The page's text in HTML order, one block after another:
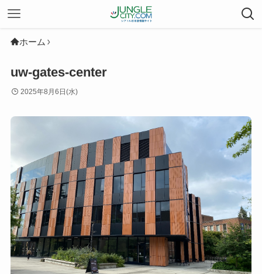
ホーム
uw-gates-center
2025年8月6日(水)